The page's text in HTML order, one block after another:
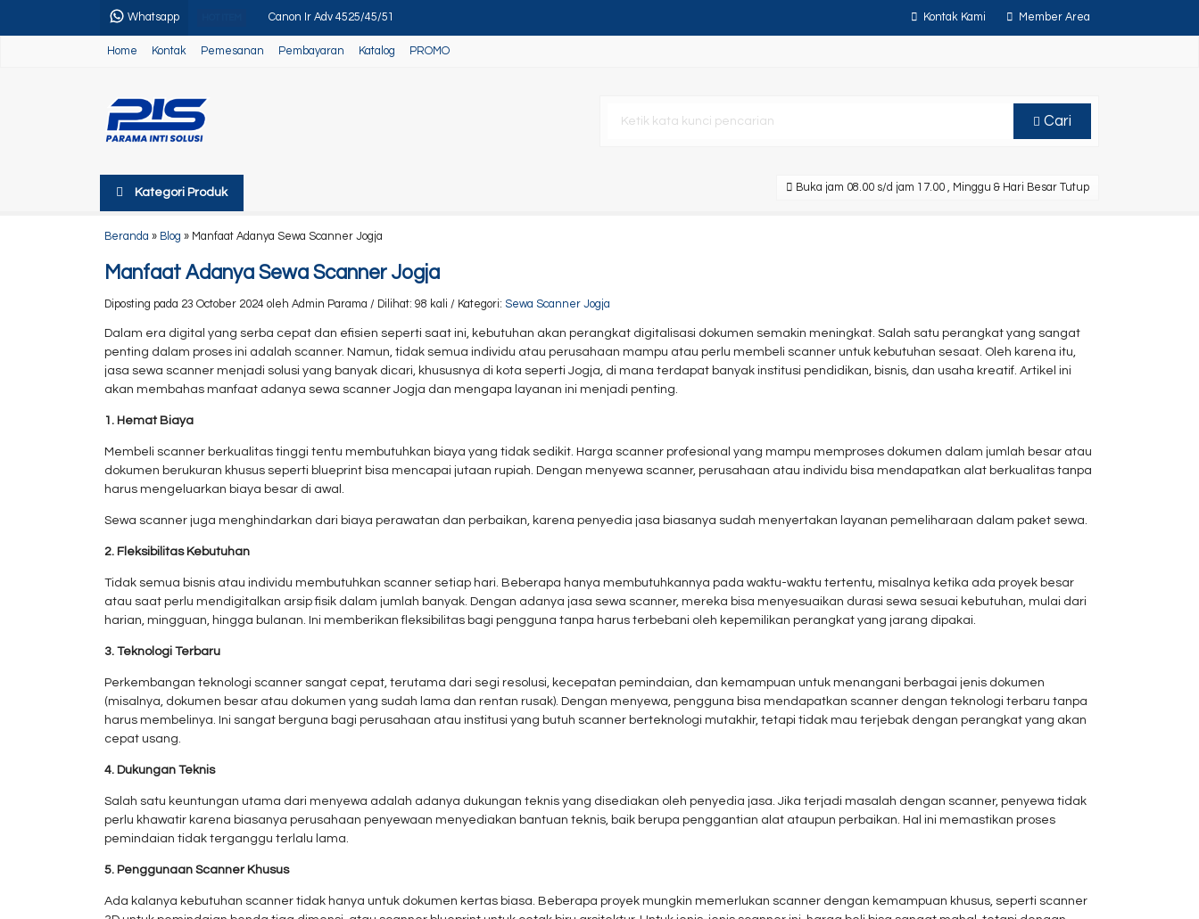
Whatsapp Canon Ir Adv 4525/45/51
Sewa Printer Epson EcoTank L15150
Canon Ir Adv 400
Canon MF 643Cdw
Kontak Kami Member Area
Home Kontak Pemesanan Pembayaran Katalog PROMO
Cari
Kategori Produk Buka jam 08.00 s/d jam 17.00 , Minggu & Hari Besar Tutup
Beranda » Blog » Manfaat Adanya Sewa Scanner Jogja
Manfaat Adanya Sewa Scanner Jogja
Diposting pada 23 October 2024 oleh Admin Parama / Dilihat: 98 kali / Kategori: Sewa Scanner Jogja
Dalam era digital yang serba cepat dan efisien seperti saat ini, kebutuhan akan perangkat digitalisasi dokumen semakin meningkat. Salah satu perangkat yang sangat
penting dalam proses ini adalah scanner. Namun, tidak semua individu atau perusahaan mampu atau perlu membeli scanner untuk kebutuhan sesaat. Oleh karena itu,
jasa sewa scanner menjadi solusi yang banyak dicari, khususnya di kota seperti Jogja, di mana terdapat banyak institusi pendidikan, bisnis, dan usaha kreatif. Artikel ini
akan membahas manfaat adanya sewa scanner Jogja dan mengapa layanan ini menjadi penting.
1. Hemat Biaya
Membeli scanner berkualitas tinggi tentu membutuhkan biaya yang tidak sedikit. Harga scanner profesional yang mampu memproses dokumen dalam jumlah besar atau
dokumen berukuran khusus seperti blueprint bisa mencapai jutaan rupiah. Dengan menyewa scanner, perusahaan atau individu bisa mendapatkan alat berkualitas tanpa
harus mengeluarkan biaya besar di awal.
Sewa scanner juga menghindarkan dari biaya perawatan dan perbaikan, karena penyedia jasa biasanya sudah menyertakan layanan pemeliharaan dalam paket sewa.
2. Fleksibilitas Kebutuhan
Tidak semua bisnis atau individu membutuhkan scanner setiap hari. Beberapa hanya membutuhkannya pada waktu-waktu tertentu, misalnya ketika ada proyek besar
atau saat perlu mendigitalkan arsip fisik dalam jumlah banyak. Dengan adanya jasa sewa scanner, mereka bisa menyesuaikan durasi sewa sesuai kebutuhan, mulai dari
harian, mingguan, hingga bulanan. Ini memberikan fleksibilitas bagi pengguna tanpa harus terbebani oleh kepemilikan perangkat yang jarang dipakai.
3. Teknologi Terbaru
Perkembangan teknologi scanner sangat cepat, terutama dari segi resolusi, kecepatan pemindaian, dan kemampuan untuk menangani berbagai jenis dokumen
(misalnya, dokumen besar atau dokumen yang sudah lama dan rentan rusak). Dengan menyewa, pengguna bisa mendapatkan scanner dengan teknologi terbaru tanpa
harus membelinya. Ini sangat berguna bagi perusahaan atau institusi yang butuh scanner berteknologi mutakhir, tetapi tidak mau terjebak dengan perangkat yang akan
cepat usang.
4. Dukungan Teknis
Salah satu keuntungan utama dari menyewa adalah adanya dukungan teknis yang disediakan oleh penyedia jasa. Jika terjadi masalah dengan scanner, penyewa tidak
perlu khawatir karena biasanya perusahaan penyewaan menyediakan bantuan teknis, baik berupa penggantian alat ataupun perbaikan. Hal ini memastikan proses
pemindaian tidak terganggu terlalu lama.
5. Penggunaan Scanner Khusus
Ada kalanya kebutuhan scanner tidak hanya untuk dokumen kertas biasa. Beberapa proyek mungkin memerlukan scanner dengan kemampuan khusus, seperti scanner